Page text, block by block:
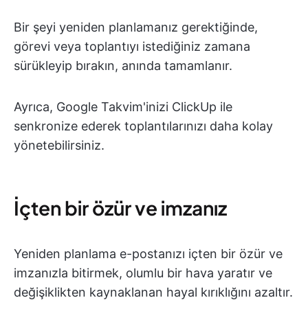
Bir şeyi yeniden planlamanız gerektiğinde,
görevi veya toplantıyı istediğiniz zamana
sürükleyip bırakın, anında tamamlanır.
Ayrıca, Google Takvim'inizi ClickUp ile
senkronize ederek toplantılarınızı daha kolay
yönetebilirsiniz.
İçten bir özür ve imzanız
Yeniden planlama e-postanızı içten bir özür ve
imzanızla bitirmek, olumlu bir hava yaratır ve
değişiklikten kaynaklanan hayal kırıklığını azaltır.